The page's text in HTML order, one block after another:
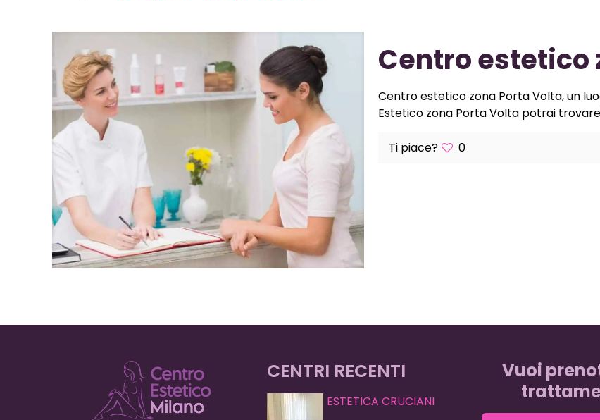
Centro estetico
Centro estetico zona Porta Volta, un
Estetico zona Porta Volta potrai
Ti piace? 0
CENTRI RECENTI
ESTETICA CRUCIANI
Vuoi